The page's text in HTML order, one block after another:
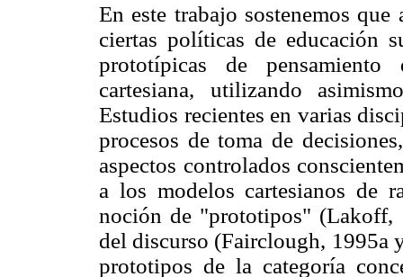
En este trabajo sostenemos
ciertas políticas de educación
prototípicas de pensamiento
cartesiana, utilizando
Estudios recientes en varias
procesos de toma de
aspectos controlados
a los modelos cartesianos de
noción de "prototipos" (Lakoff,
del discurso (Fairclough, 1995a
prototipos de la categoría